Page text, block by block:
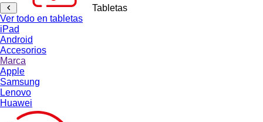
Tabletas
Ver todo en tabletas
iPad
Android
Accesorios
Marca
Apple
Samsung
Lenovo
Huawei